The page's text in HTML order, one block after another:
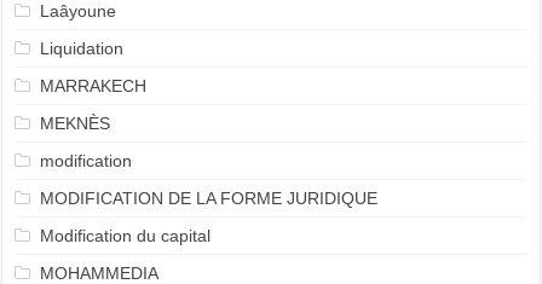
Laâyoune
Liquidation
MARRAKECH
MEKNÈS
modification
MODIFICATION DE LA FORME JURIDIQUE
Modification du capital
MOHAMMEDIA